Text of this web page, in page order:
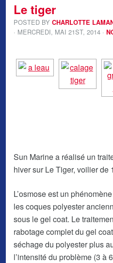
Le tiger
POSTED BY CHARLOTTE
· MERCREDI, MAI 21ST, 2014 ·
Sun Marine a réalisé un
hiver sur Le Tiger, voilier de
L’osmose est un
les coques polyester
sous le gel coat. Le
rabotage complet du gel
séchage du polyester plus
l’intensité du problème (3 à